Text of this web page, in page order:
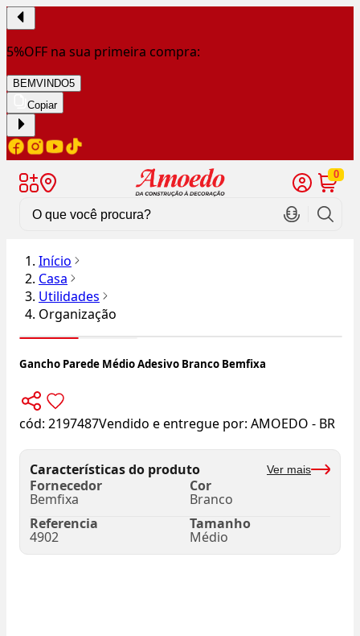
5%OFF na sua primeira compra:
BEMVINDO5
Copiar
0
Início
Casa
Utilidades
Organização
Gancho Parede Médio Adesivo Branco Bemfixa
cód: 2197487Vendido e entregue por: AMOEDO - BR
Características do produto Ver mais
Fornecedor
Bemfixa
Cor
Branco
Referencia
4902
Tamanho
Médio